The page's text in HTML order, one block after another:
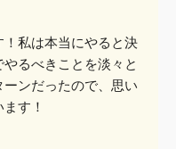
私は本当にやると決
るべきことを淡々と
ンだったので、思い
ます！